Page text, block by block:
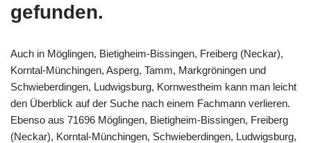
gefunden.
Auch in Möglingen, Bietigheim-Bissingen, Freiberg (Neckar),
Korntal-Münchingen, Asperg, Tamm, Markgröningen und
Schwieberdingen, Ludwigsburg, Kornwestheim kann man leicht
den Überblick auf der Suche nach einem Fachmann verlieren.
Ebenso aus 71696 Möglingen, Bietigheim-Bissingen, Freiberg
(Neckar), Korntal-Münchingen, Schwieberdingen, Ludwigsburg,